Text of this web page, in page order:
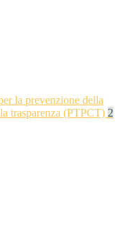
la prevenzione della
trasparenza (PTPCT) 2